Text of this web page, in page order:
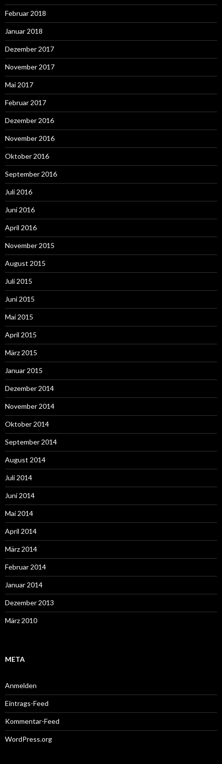
Februar 2018
Januar 2018
Dezember 2017
November 2017
Mai 2017
Februar 2017
Dezember 2016
November 2016
Oktober 2016
September 2016
Juli 2016
Juni 2016
April 2016
November 2015
August 2015
Juli 2015
Juni 2015
Mai 2015
April 2015
März 2015
Januar 2015
Dezember 2014
November 2014
Oktober 2014
September 2014
August 2014
Juli 2014
Juni 2014
Mai 2014
April 2014
März 2014
Februar 2014
Januar 2014
Dezember 2013
März 2010
META
Anmelden
Eintrags-Feed
Kommentar-Feed
WordPress.org